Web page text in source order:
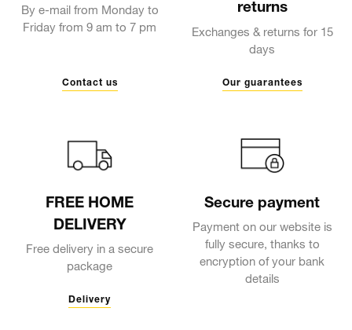
By e-mail from Monday to
Friday from 9 am to 7 pm
Contact us
returns
Exchanges & returns for 15
days
Our guarantees
FREE HOME
DELIVERY
Free delivery in a secure
package
Delivery
Secure payment
Payment on our website is
fully secure, thanks to
encryption of your bank
details